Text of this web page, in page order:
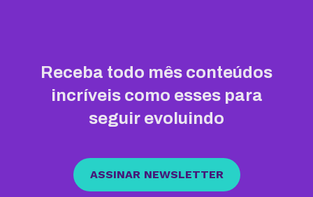
Receba todo mês conteúdos
incríveis como esses para
seguir evoluindo
ASSINAR NEWSLETTER